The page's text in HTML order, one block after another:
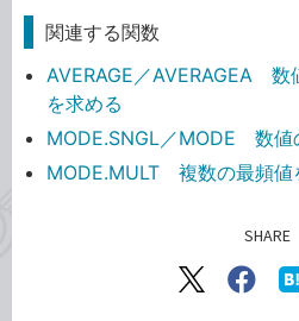
関連する関数
AVERAGE／AVERAGEA 数
を求める
MODE.SNGL／MODE 数値
MODE.MULT 複数の最頻値
SHARE
X（旧